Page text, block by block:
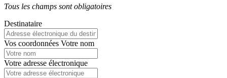
Tous les champs sont obligatoires
Destinataire
Vos coordonnées Votre nom
Votre adresse électronique